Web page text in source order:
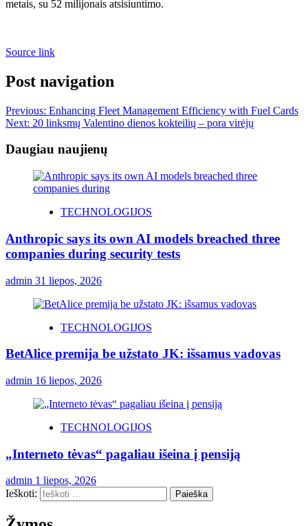
metais, su 52 milijonais atsisiuntimo.
Source link
Post navigation
Previous: Enhancing Fleet Management Efficiency with Fuel Cards
Next: 20 linksmų Valentino dienos kokteilių – pora virėjų
Daugiau naujienų
TECHNOLOGIJOS
Anthropic says its own AI models breached three
companies during security tests
admin 31 liepos, 2026
TECHNOLOGIJOS
BetAlice premija be užstato JK: išsamus vadovas
admin 16 liepos, 2026
TECHNOLOGIJOS
„Interneto tėvas“ pagaliau išeina į pensiją
admin 1 liepos, 2026
Ieškoti: